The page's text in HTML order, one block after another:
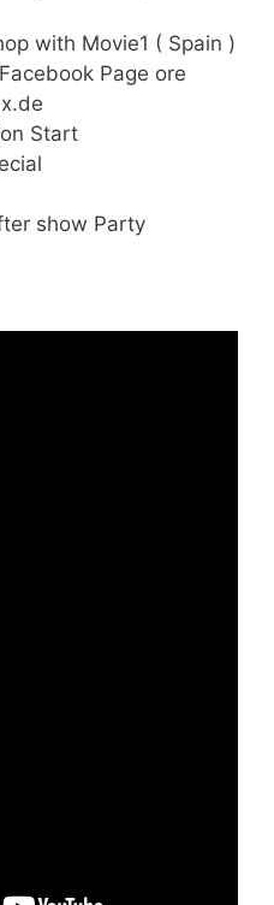
with Movie1 ( Spain )
Page ore
Start
show Party